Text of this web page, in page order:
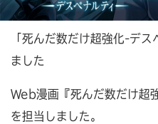
「死んだ数だけ超強化-デ
ました
Web漫画『死んだ数だけ超
を担当しました。